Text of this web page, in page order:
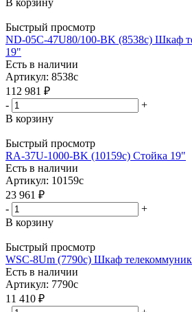
Быстрый просмотр
ND-05C-47U80/100-BK (8538c) Шкаф
19"
Есть в наличии
Артикул: 8538c
112 981 ₽
-
+
В корзину
Быстрый просмотр
RA-37U-1000-BK (10159c) Стойка 19"
Есть в наличии
Артикул: 10159c
23 961 ₽
-
+
В корзину
Быстрый просмотр
WSC-8Um (7790c) Шкаф
Есть в наличии
Артикул: 7790c
11 410 ₽